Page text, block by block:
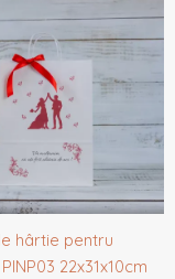
hârtie pentru
22x31x10cm